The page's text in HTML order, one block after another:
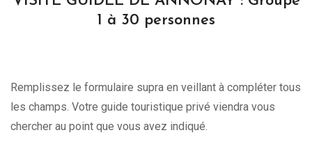
1 à 30 personnes
Remplissez le formulaire supra en veillant à compléter tous
les champs. Votre guide touristique privé viendra vous
chercher au point que vous avez indiqué.